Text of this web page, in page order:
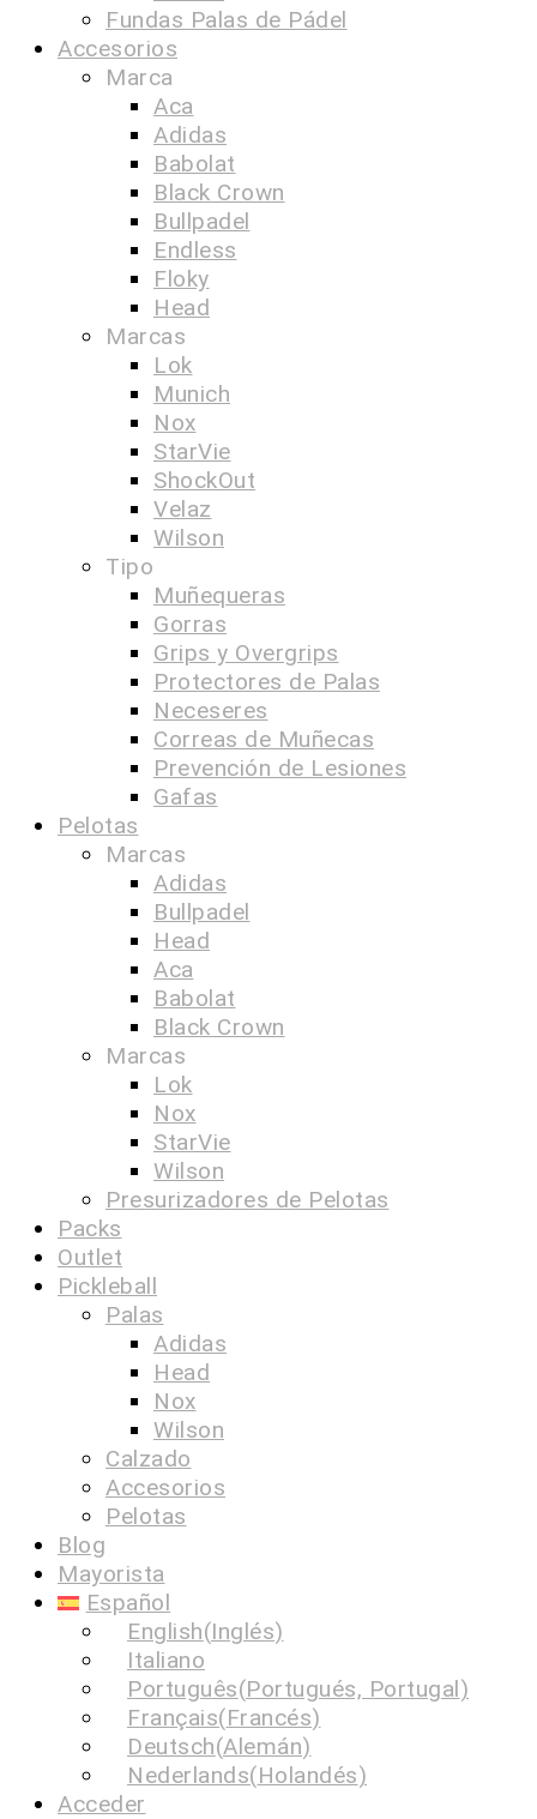
Fundas Palas de Pádel
Accesorios
Marca
Aca
Adidas
Babolat
Black Crown
Bullpadel
Endless
Floky
Head
Marcas
Lok
Munich
Nox
StarVie
ShockOut
Velaz
Wilson
Tipo
Muñequeras
Gorras
Grips y Overgrips
Protectores de Palas
Neceseres
Correas de Muñecas
Prevención de Lesiones
Gafas
Pelotas
Marcas
Adidas
Bullpadel
Head
Aca
Babolat
Black Crown
Marcas
Lok
Nox
StarVie
Wilson
Presurizadores de Pelotas
Packs
Outlet
Pickleball
Palas
Adidas
Head
Nox
Wilson
Calzado
Accesorios
Pelotas
Blog
Mayorista
Español
English(Inglés)
Italiano
Português(Portugués, Portugal)
Français(Francés)
Deutsch(Alemán)
Nederlands(Holandés)
Acceder